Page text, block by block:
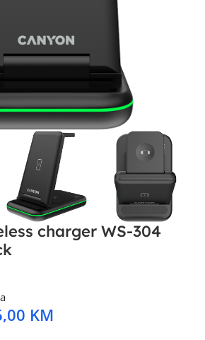
charger WS-304
KM